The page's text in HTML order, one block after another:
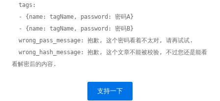
看解密后的内容.
支持一下